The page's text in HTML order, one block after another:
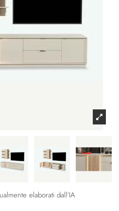
elaborati dall'IA